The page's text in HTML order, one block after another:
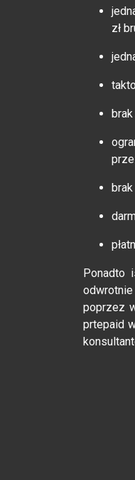
zł
brak
Ponadto
poprzez
prtepaid